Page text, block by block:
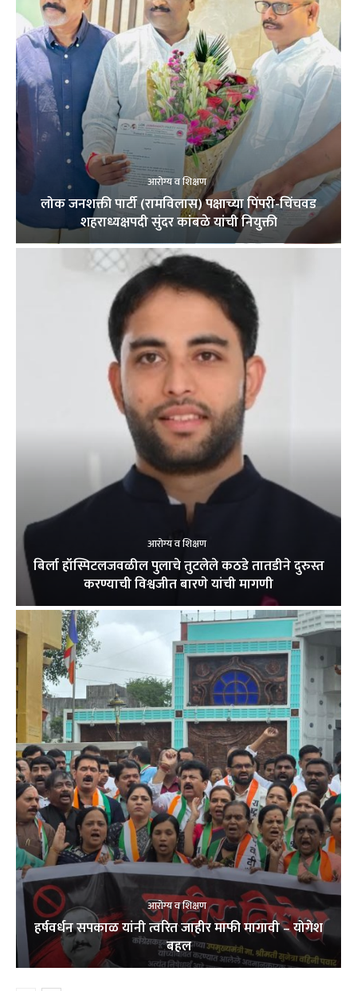
आरोग्य व शिक्षण
लोक जनशक्ती पार्टी (रामविलास) पक्षाच्या पिंपरी-चिंचवड
शहराध्यक्षपदी सुंदर कांबळे यांची नियुक्ती
आरोग्य व शिक्षण
बिर्ला हॉस्पिटलजवळील पुलाचे तुटलेले कठडे तातडीने दुरुस्त
करण्याची विश्वजीत बारणे यांची मागणी
आरोग्य व शिक्षण
हर्षवर्धन सपकाळ यांनी त्वरित जाहीर माफी मागावी – योगेश
बहल